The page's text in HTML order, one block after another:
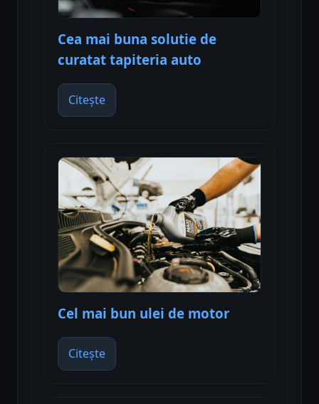
Cea mai buna solutie de
curatat tapiteria auto
Citește
Cel mai bun ulei de motor
Citește